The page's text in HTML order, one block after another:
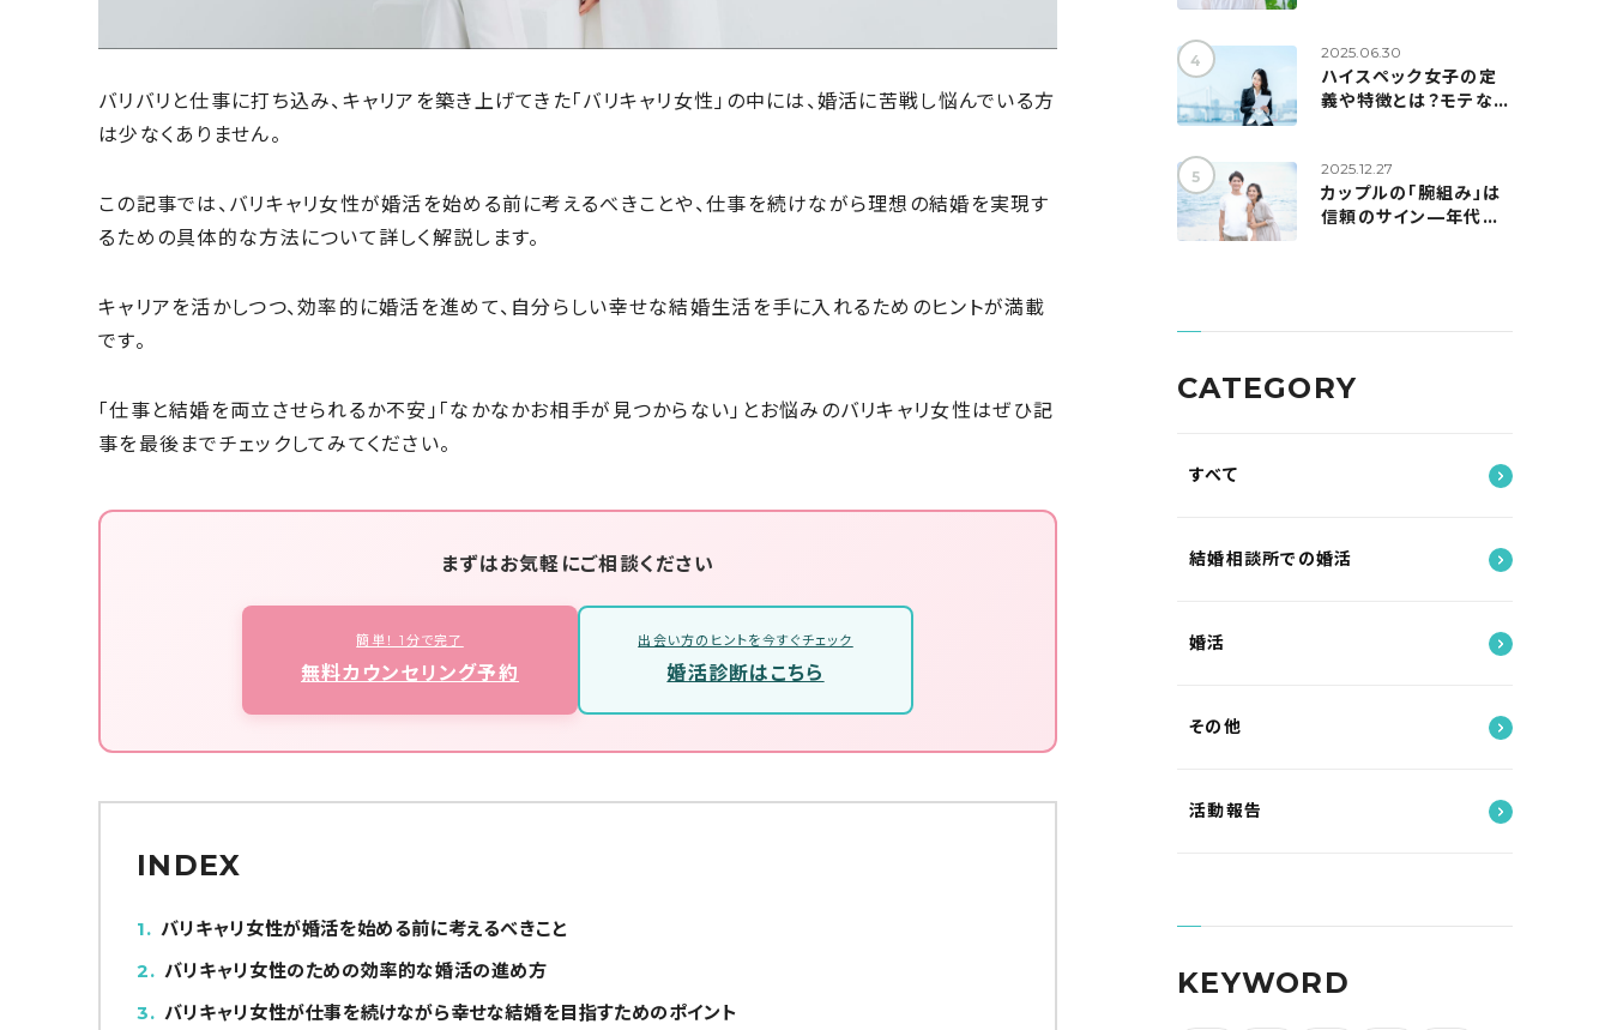
バリバリと仕事に打ち込み、キャリアを築き上げてきた「バリキャリ女性」の中には、婚活に苦戦し悩んでいる方
は少なくありません。
この記事では、バリキャリ女性が婚活を始める前に考えるべきことや、仕事を続けながら理想の結婚を実現す
るための具体的な方法について詳しく解説します。
キャリアを活かしつつ、効率的に婚活を進めて、自分らしい幸せな結婚生活を手に入れるためのヒントが満載
です。
「仕事と結婚を両立させられるか不安」「なかなかお相手が見つからない」とお悩みのバリキャリ女性はぜひ記
事を最後までチェックしてみてください。
まずはお気軽にご相談ください
簡単！ 1分で完了
無料カウンセリング予約
出会い方のヒントを今すぐチェック
婚活診断はこちら
INDEX
1
バリキャリ女性が婚活を始める前に考えるべきこと
2
バリキャリ女性のための効率的な婚活の進め方
3
バリキャリ女性が仕事を続けながら幸せな結婚を目指すためのポイント
2025.06.30
ハイスペック女子の定
義や特徴とは？モテない
2025.12.27
カップルの「腕組み」は
信頼のサイン—年代別
CATEGORY
すべて
結婚相談所での婚活
婚活
その他
活動報告
KEYWORD